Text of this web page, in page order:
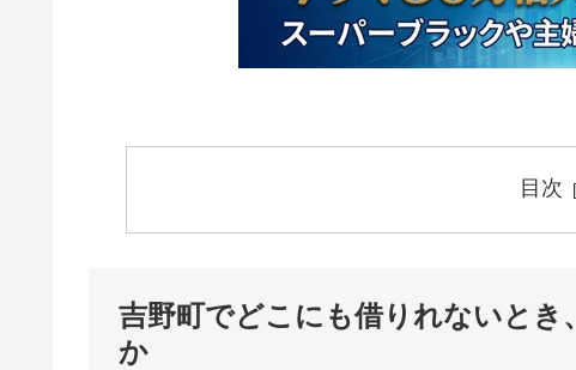
目次
吉野町でどこにも借りれないと
か